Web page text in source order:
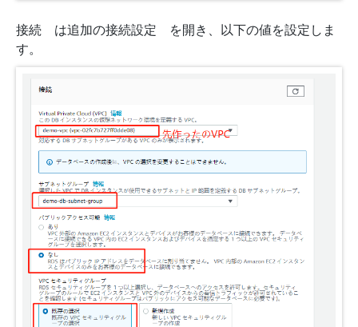
接続 は追加の接続設定 を開き、以下の値を設定しま
す。